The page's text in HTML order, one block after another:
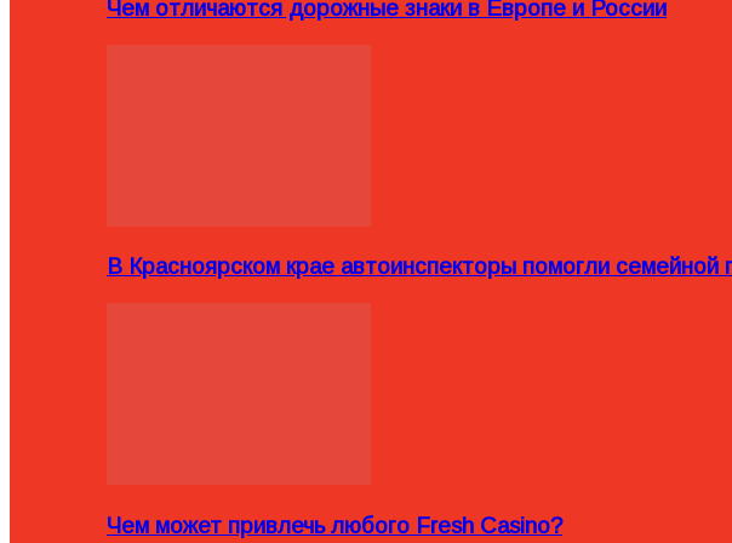
Чем отличаются дорожные знаки в Европе и России
В Красноярском крае автоинспекторы помогли семейной
Чем может привлечь любого Fresh Casino?